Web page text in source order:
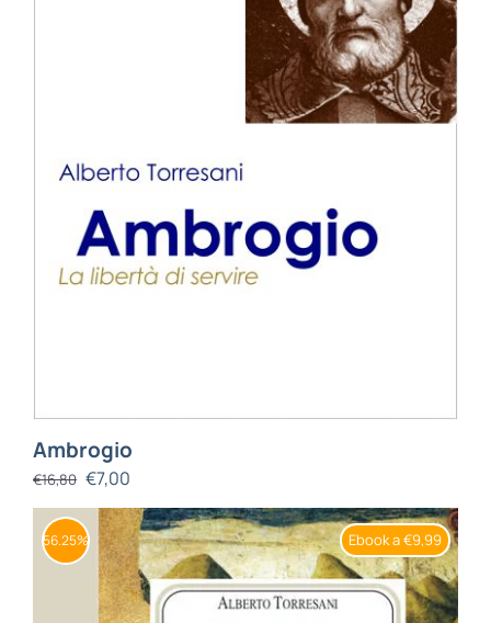
Ambrogio
€16,80 €7,00
Ebook a €9,99
56.25%